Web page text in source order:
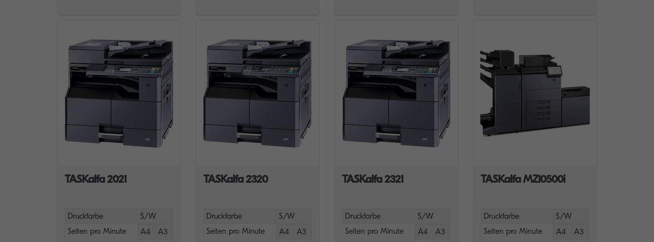
TASKalfa 2021
Druckfarbe
S/W
Seiten pro Minute
A4
A3
TASKalfa 2320
Druckfarbe
S/W
Seiten pro Minute
A4
A3
TASKalfa 2321
Druckfarbe
S/W
Seiten pro Minute
A4
A3
TASKalfa MZ10500i
Druckfarbe
S/W
Seiten pro Minute
A4
A3